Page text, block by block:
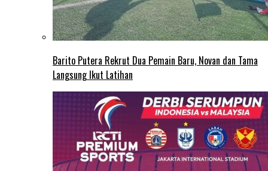
Barito Putera Rekrut Dua Pemain Baru, Novan dan Tama
Langsung Ikut Latihan